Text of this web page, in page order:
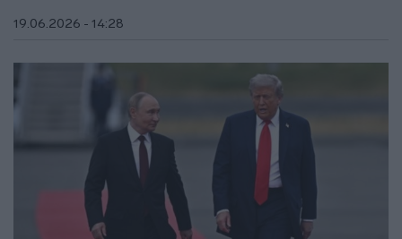
19.06.2026 - 14:28